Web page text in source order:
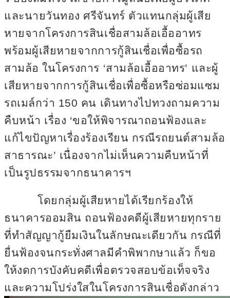
และนายวันทอง ศรีจันทร์ ตัวแทนกลุ่มผู้เสีย
หายจากโครงการสินเชื่อสามล้อเอื้ออาทร
พร้อมผู้เสียหายจากการกู้สินเชื่อเพื่อซื้อรถ
สามล้อ ในโครงการ ‘สามล้อเอื้ออาทร’ และผู้
เสียหายจากการกู้สินเชื่อเพื่อซื้อหรือซ่อมแซม
รถเมล์กว่า 150 คน เดินทางไปทวงถามความ
คืบหน้า เรื่อง ‘ขอให้พิจารณาถอนฟ้องและ
แก้ไขปัญหาเรื่องร้องเรียน กรณีรถยนต์สามล้อ
สาธารณะ’ เนื่องจากไม่เห็นความคืบหน้าที่
เป็นรูปธรรมจากธนาคารฯ
โดยกลุ่มผู้เสียหายได้เรียกร้องให้
ธนาคารออมสิน ถอนฟ้องคดีผู้เสียหายทุกราย
ที่ทำสัญญากู้ยืมเงินในลักษณะเดียวกัน กรณีที่
ยื่นฟ้องจนกระทั่งศาลมีคำพิพากษาแล้ว ก็ขอ
ให้งดการบังคับคดีเพื่อตรวจสอบข้อเท็จจริง
และความโปร่งใสในโครงการสินเชื่อดังกล่าว